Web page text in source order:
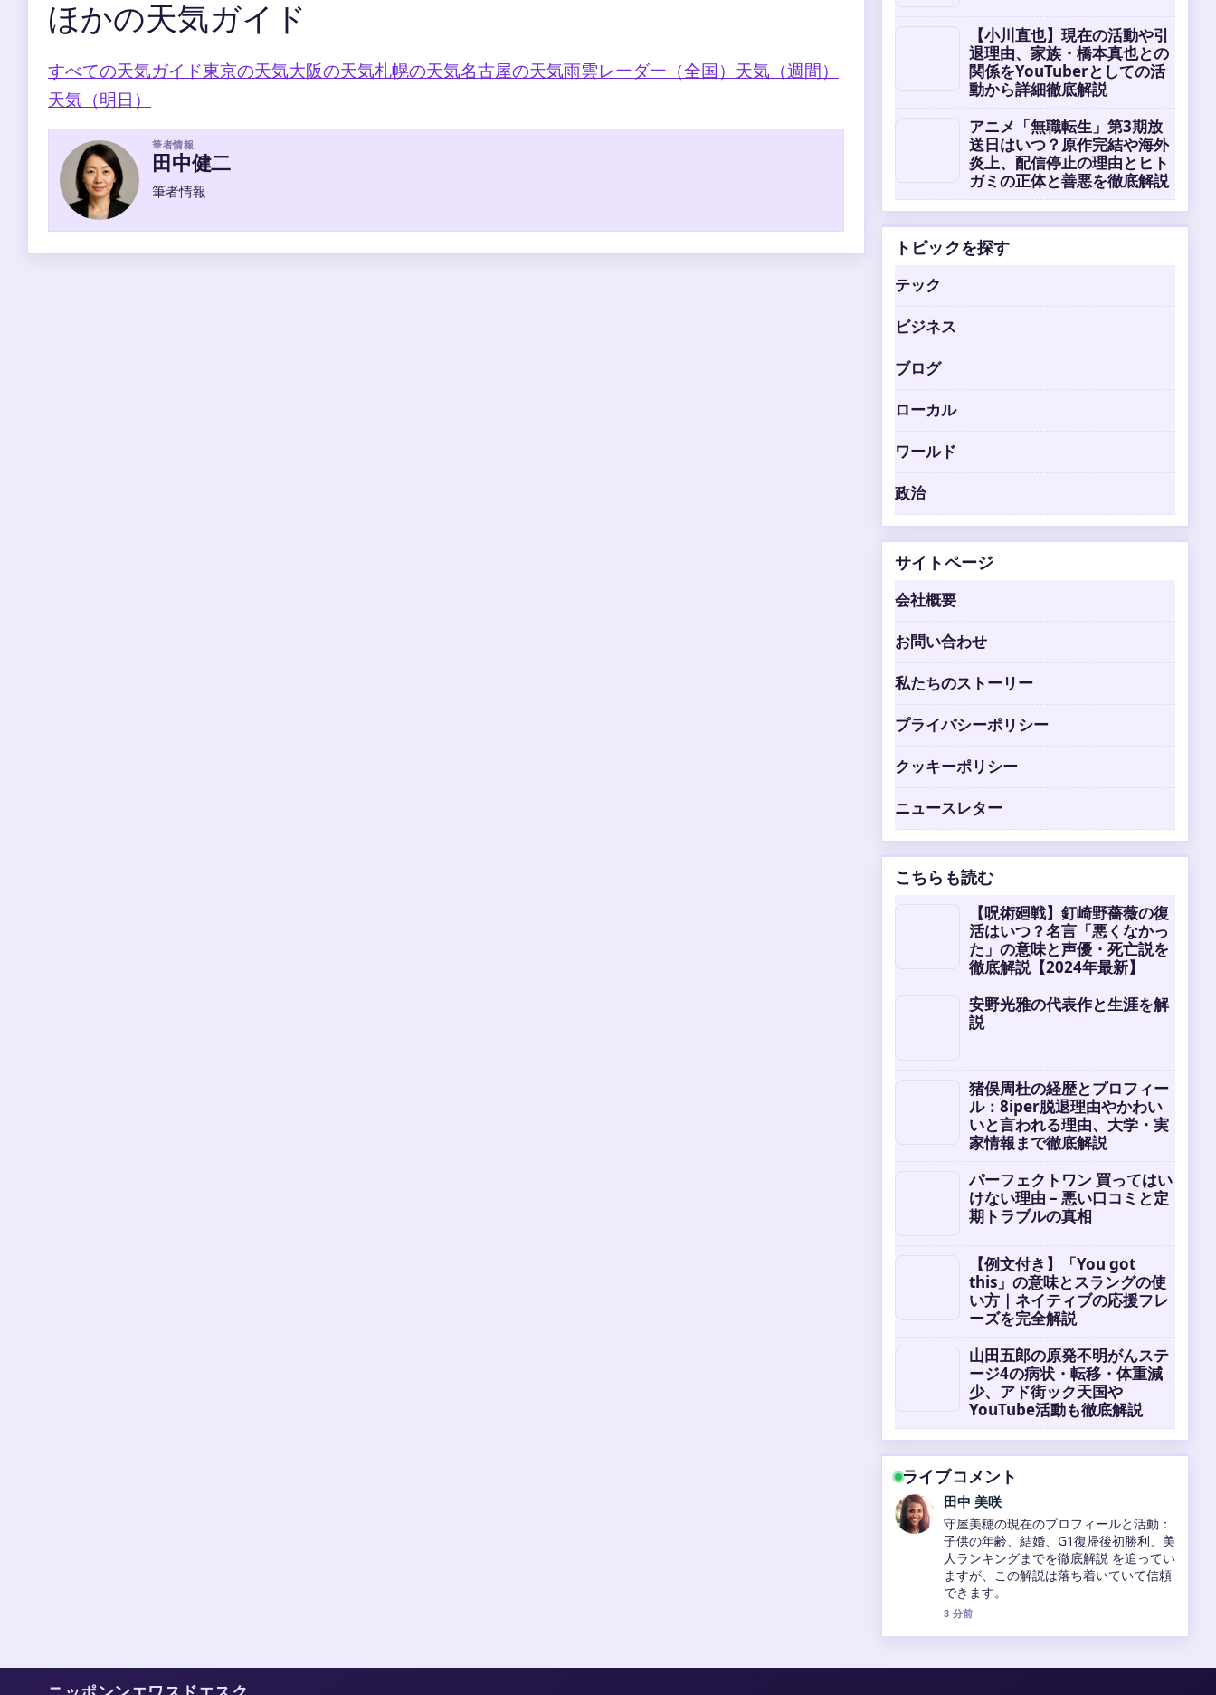
ほかの天気ガイド
すべての天気ガイド東京の天気大阪の天気札幌の天気名古屋の天気雨雲レーダー（全国） 天気（週間）
天気（明日）
筆者情報
田中健二
筆者情報
【小川直也】現在の活動や引
退理由、家族・橋本真也との
関係をYouTuberとしての活
動から詳細徹底解説
アニメ「無職転生」第3期放
送日はいつ？原作完結や海外
炎上、配信停止の理由とヒト
ガミの正体と善悪を徹底解説
トピックを探す
テック
ビジネス
ブログ
ローカル
ワールド
政治
サイトページ
会社概要
お問い合わせ
私たちのストーリー
プライバシーポリシー
クッキーポリシー
ニュースレター
こちらも読む
【呪術廻戦】釘崎野薔薇の復
活はいつ？名言「悪くなかっ
た」の意味と声優・死亡説を
徹底解説【2024年最新】
安野光雅の代表作と生涯を解
説
猪俣周杜の経歴とプロフィー
ル：8iper脱退理由やかわい
いと言われる理由、大学・実
家情報まで徹底解説
パーフェクトワン 買ってはい
けない理由 – 悪い口コミと定
期トラブルの真相
【例文付き】「You got
this」の意味とスラングの使
い方｜ネイティブの応援フレ
ーズを完全解説
山田五郎の原発不明がんステ
ージ4の病状・転移・体重減
少、アド街ック天国や
YouTube活動も徹底解説
ライブコメント
田中 美咲
守屋美穂の現在のプロフィールと活動：
子供の年齢、結婚、G1復帰後初勝利、美
人ランキングまでを徹底解説 を追ってい
ますが、この解説は落ち着いていて信頼
できます。
3 分前